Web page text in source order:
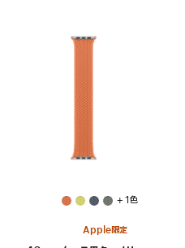
+ 1色
Apple限定